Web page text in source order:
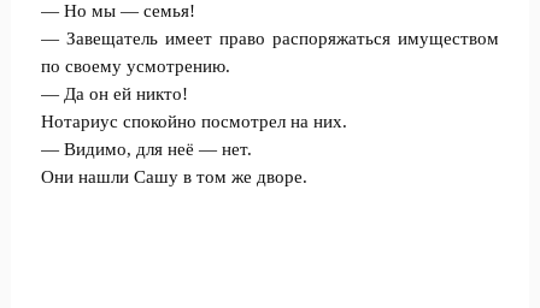
— Но мы — семья!
— Завещатель имеет право распоряжаться имуществом
по своему усмотрению.
— Да он ей никто!
Нотариус спокойно посмотрел на них.
— Видимо, для неё — нет.
Они нашли Сашу в том же дворе.